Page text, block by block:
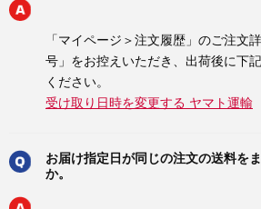
「マイページ＞注文履歴」のご注文
号」をお控えいただき、出荷後に下
ください。
受け取り日時を変更する ヤマト運輸
お届け指定日が同じの注文の送料を
か。